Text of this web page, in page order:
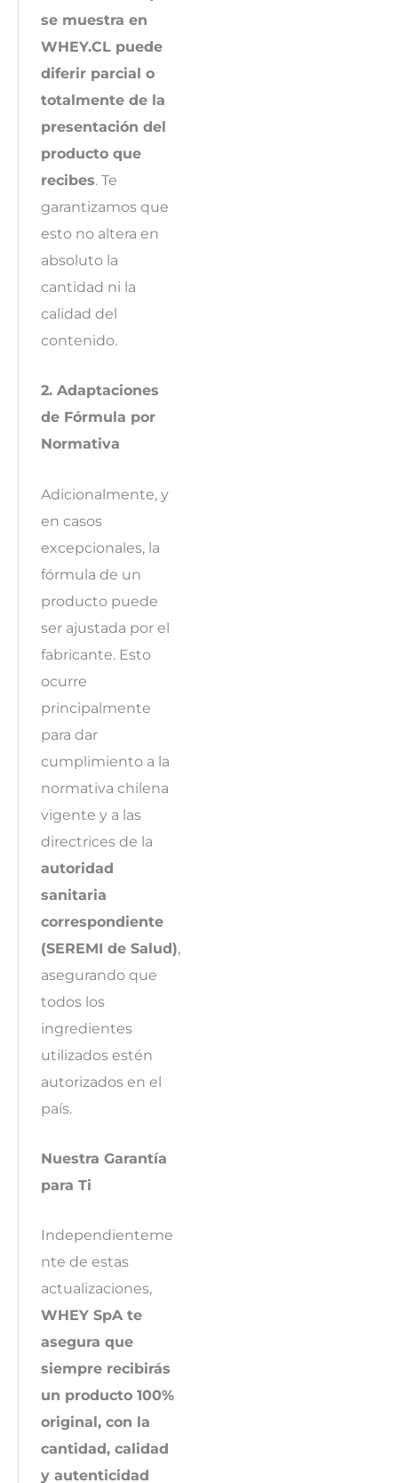
se muestra en
WHEY.CL puede
diferir parcial o
totalmente de la
presentación del
producto que
recibes. Te
garantizamos que
esto no altera en
absoluto la
cantidad ni la
calidad del
contenido.
2. Adaptaciones
de Fórmula por
Normativa
Adicionalmente, y
en casos
excepcionales, la
fórmula de un
producto puede
ser ajustada por el
fabricante. Esto
ocurre
principalmente
para dar
cumplimiento a la
normativa chilena
vigente y a las
directrices de la
autoridad
sanitaria
correspondiente
(SEREMI de Salud),
asegurando que
todos los
ingredientes
utilizados estén
autorizados en el
país.
Nuestra Garantía
para Ti
Independienteme
nte de estas
actualizaciones,
WHEY SpA te
asegura que
siempre recibirás
un producto 100%
original, con la
cantidad, calidad
y autenticidad